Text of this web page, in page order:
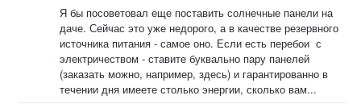
Я бы посоветовал еще поставить солнечные панели на
даче. Сейчас это уже недорого, а в качестве резервного
источника питания - самое оно. Если есть перебои с
электричеством - ставите буквально пару панелей
(заказать можно, например, здесь) и гарантированно в
течении дня имеете столько энергии, сколько вам...